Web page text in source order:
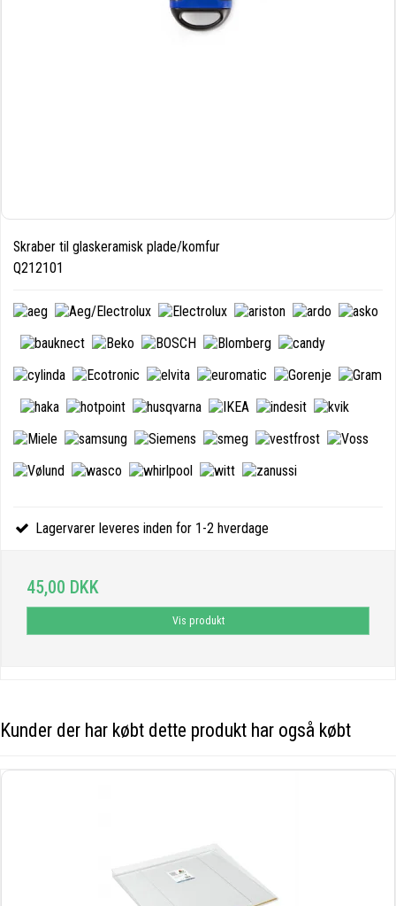
Skraber til glaskeramisk plade/komfur
Q212101
Lagervarer leveres inden for 1-2 hverdage
45,00 DKK
Vis produkt
Kunder der har købt dette produkt har også købt